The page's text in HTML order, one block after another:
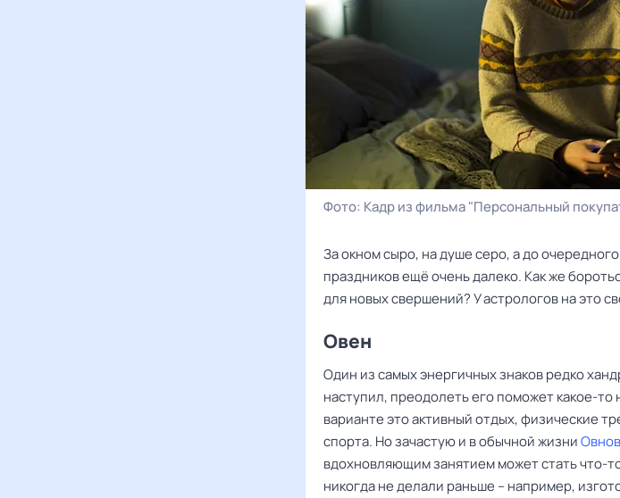
Фото: Кадр из фильма "Персональный
За окном сыро, на душе серо, а до
праздников ещё очень далеко. Как же
для новых свершений? У астрологов на это
Овен
Один из самых энергичных знаков редко
наступил, преодолеть его поможет какое-то
варианте это активный отдых, физические
спорта. Но зачастую и в обычной жизниОвнов
вдохновляющим занятием может стать что-
никогда не делали раньше – например,